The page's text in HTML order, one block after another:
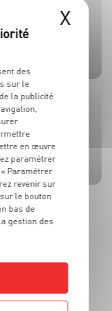
SAINT-
MENTHE
X
des
sur le
la publicité
en œuvre
paramétrer
Paramétrer
revenir sur
le bouton
bas de
gestion des